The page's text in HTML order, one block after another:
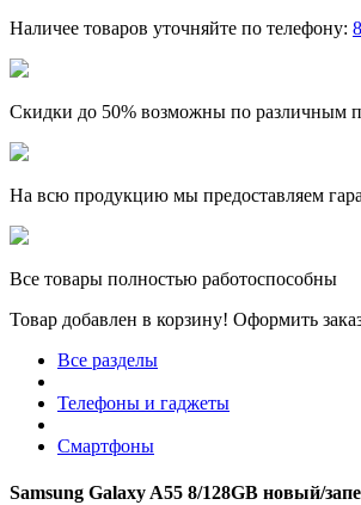
Наличее товаров уточняйте по телефону:
Скидки до 50% возможны по различным
На всю продукцию мы предоставляем
Все товары полностью работоспособны
Товар добавлен в корзину! Оформить
Все разделы
Телефоны и гаджеты
Смартфоны
Samsung Galaxy A55 8/128GB новый/